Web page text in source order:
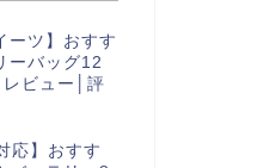
ーツ】おすす
ーバッグ12
ビュー│評
応】おすす